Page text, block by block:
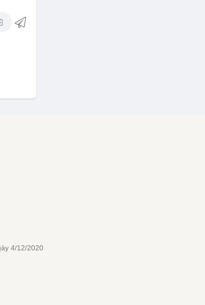
4/12/2020